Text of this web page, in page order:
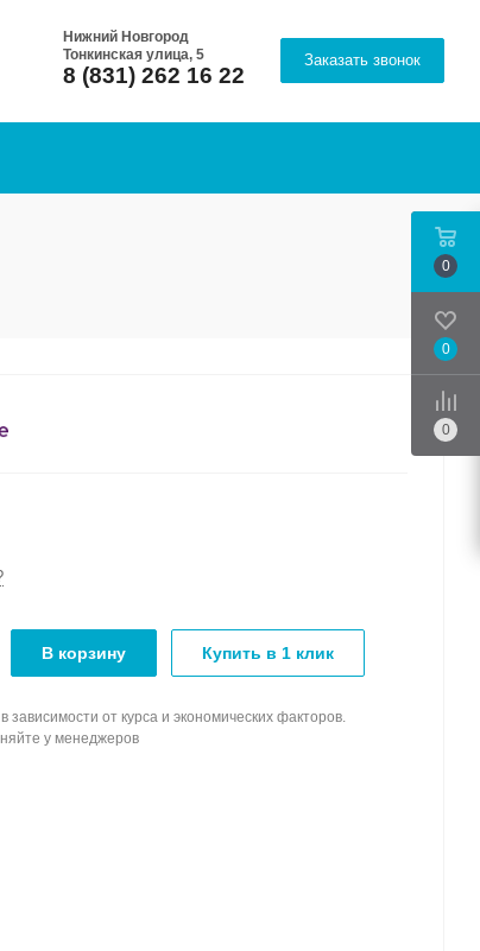
Нижний Новгород
Тонкинская улица, 5
8 (831) 262 16 22
Заказать звонок
В корзину Купить в 1 клик
зависимости от курса и экономических факторов.
у менеджеров
0
0
0